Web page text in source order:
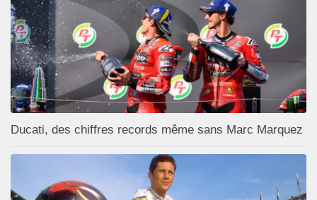
Ducati, des chiffres records même sans Marc Marquez